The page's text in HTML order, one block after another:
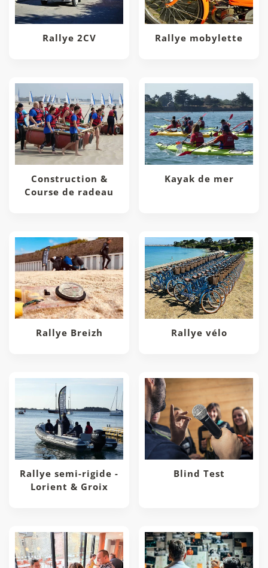
Rallye 2CV Rallye mobylette
Construction &
Course de radeau
Kayak de mer
Rallye Breizh Rallye vélo
Rallye semi-rigide -
Lorient & Groix
Blind Test